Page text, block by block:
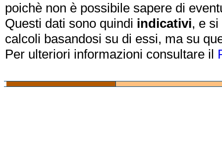
poichè non è possibile sapere di
Questi dati sono quindi indicativi, e
calcoli basandosi su di essi, ma su
Per ulteriori informazioni consultare il